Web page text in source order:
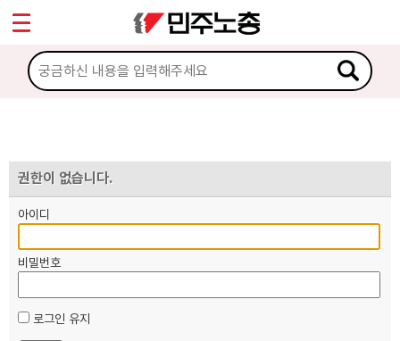
권한이 없습니다.
아이디
비밀번호
로그인 유지
마이페이지
소개
노동상담
자료
부설기관
업무